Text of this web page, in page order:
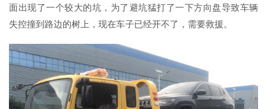
面出现了一个较大的坑，为了避坑猛打了一下方向盘导致车辆
失控撞到路边的树上，现在车子已经开不了，需要救援。